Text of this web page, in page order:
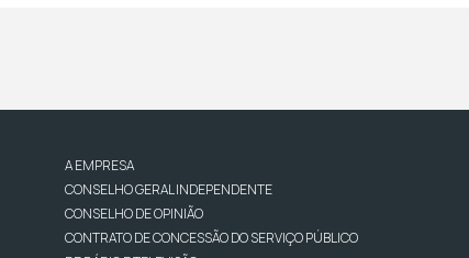
A EMPRESA
CONSELHO GERAL INDEPENDENTE
CONSELHO DE OPINIÃO
CONTRATO DE CONCESSÃO DO SERVIÇO PÚBLICO